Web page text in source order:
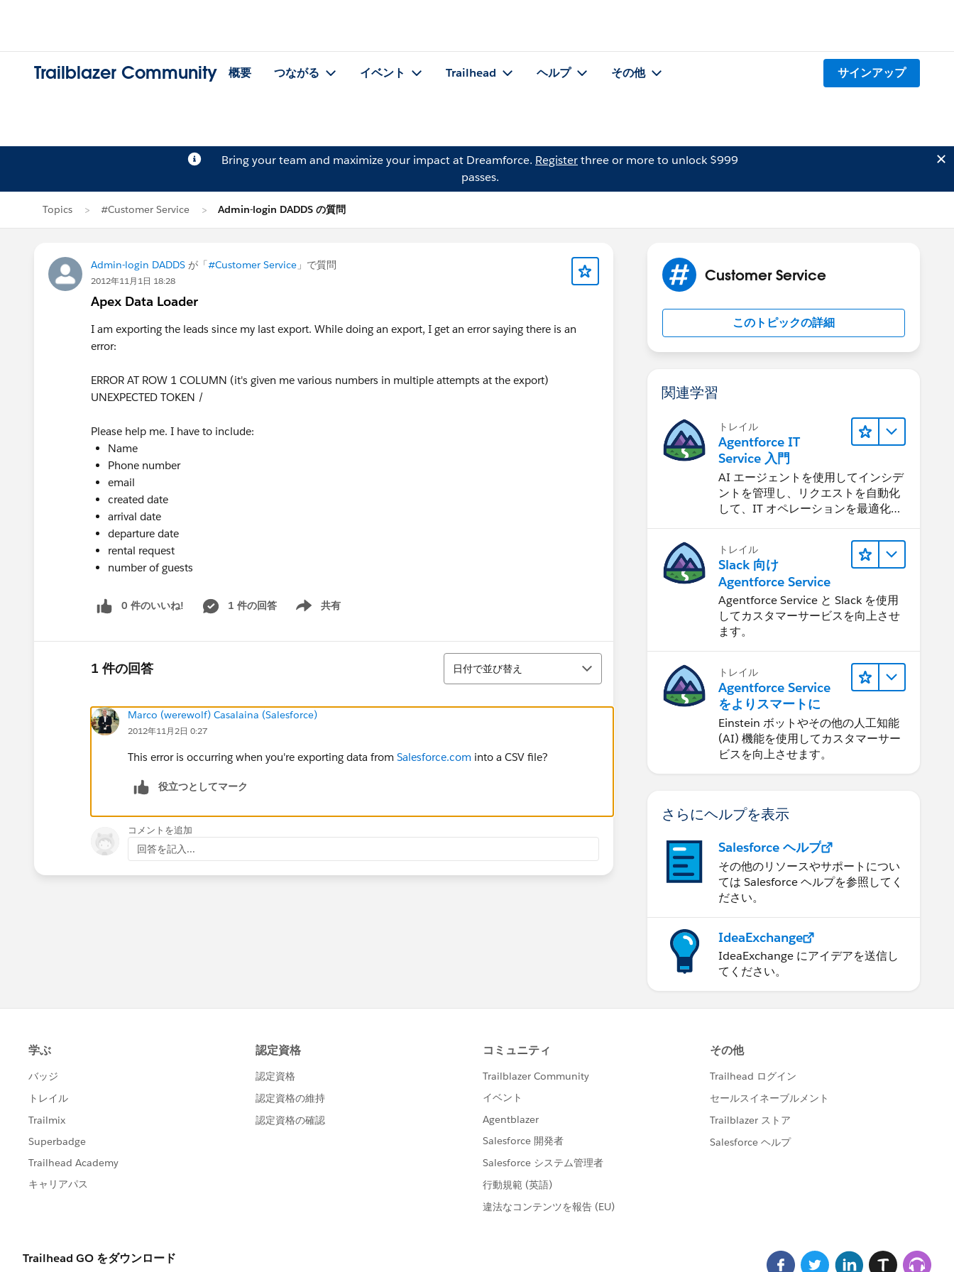
Trailblazer Community 概要 つながる イベント Trailhead ヘルプ その他 サインアップ
Bring your team and maximize your impact at Dreamforce. Registerthree or more to unlock $999
passes.
Topics #Customer Service Admin-login DADDS の質問
Admin-login DADDS が「#Customer Service 」で質問
2012年11月1日 18:28
Apex Data Loader
I am exporting the leads since my last export. While doing an export, I get an error saying there is an
error:
ERROR AT ROW 1 COLUMN (it's given me various numbers in multiple attempts at the export)
UNEXPECTED TOKEN /
Please help me. I have to include:
Name
Phone number
email
created date
arrival date
departure date
rental request
number of guests
0 件のいいね! 1 件の回答 共有
Show menu
1 件の回答
並び替え
日付で並び替え
Marco (werewolf) Casalaina (Salesforce)
2012年11月2日 0:27
This error is occurring when you're exporting data from Salesforce.com into a CSV file?
役立つとしてマーク
コメントを追加
回答を記入...
Customer Service
このトピックの詳細
関連学習
トレイル
Agentforce IT
Service 入門
AI エージェントを使用してインシデ
ントを管理し、リクエストを自動化
して、IT オペレーションを最適化す
トレイル
Slack 向け
Agentforce Service
Agentforce Service と Slack を使用
してカスタマーサービスを向上させ
ます。
トレイル
Agentforce Service
をよりスマートに
Einstein ボットやその他の人工知能
(AI) 機能を使用してカスタマーサー
ビスを向上させます。
さらにヘルプを表示
Salesforce ヘルプ
その他のリソースやサポートについ
ては Salesforce ヘルプを参照してく
ださい。
IdeaExchange
IdeaExchange にアイデアを送信し
てください。